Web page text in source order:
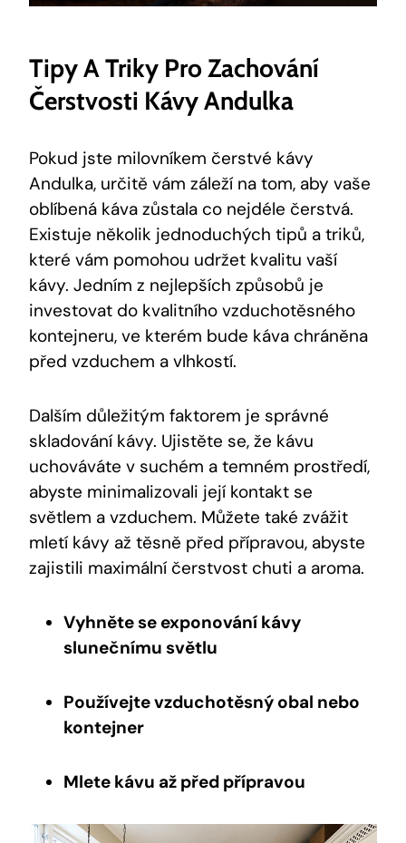
Tipy A Triky Pro Zachování
Čerstvosti Kávy Andulka
Pokud jste milovníkem čerstvé kávy
Andulka, určitě vám záleží na tom, aby vaše
oblíbená káva zůstala co nejdéle čerstvá.
Existuje několik jednoduchých tipů a triků,
které vám pomohou udržet kvalitu vaší
kávy. Jedním z nejlepších způsobů je
investovat do kvalitního vzduchotěsného
kontejneru, ve kterém bude káva chráněna
před vzduchem a vlhkostí.
Dalším důležitým faktorem je správné
skladování kávy. Ujistěte se, že kávu
uchováváte v suchém a temném prostředí,
abyste minimalizovali její kontakt se
světlem a vzduchem. Můžete také zvážit
mletí kávy až těsně před přípravou, abyste
zajistili maximální čerstvost chuti a aroma.
Vyhněte se exponování kávy
slunečnímu světlu
Používejte vzduchotěsný obal nebo
kontejner
Mlete kávu až před přípravou